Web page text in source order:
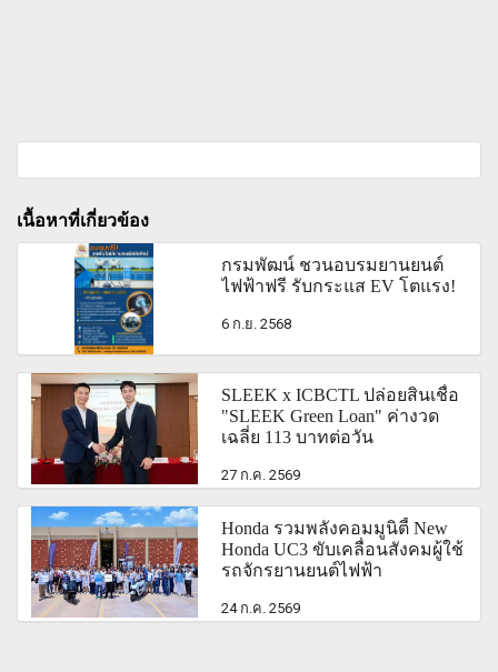
เนื้อหาที่เกี่ยวข้อง
กรมพัฒน์ ชวนอบรมยานยนต์
ไฟฟ้าฟรี รับกระแส EV โตแรง!
6 ก.ย. 2568
SLEEK x ICBCTL ปล่อยสินเชื่อ
"SLEEK Green Loan" ค่างวด
เฉลี่ย 113 บาทต่อวัน
27 ก.ค. 2569
Honda รวมพลังคอมมูนิตี้ New
Honda UC3 ขับเคลื่อนสังคมผู้ใช้
รถจักรยานยนต์ไฟฟ้า
24 ก.ค. 2569